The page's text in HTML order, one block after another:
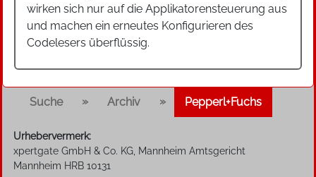
wirken sich nur auf die Applikatorensteuerung aus
und machen ein erneutes Konfigurieren des
Codelesers überflüssig.
Suche » Archiv » Pepperl+Fuchs
Urhebervermerk:
xpertgate GmbH & Co. KG, Mannheim Amtsgericht
Mannheim HRB 10131